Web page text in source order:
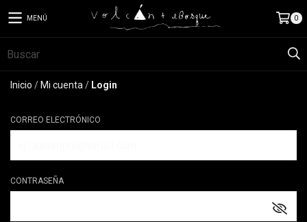
MENÚ 0
Inicio / Mi cuenta/ Login
CORREO ELECTRÓNICO
CONTRASEÑA